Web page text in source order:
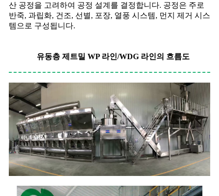
산 공정을 고려하여 공정 설계를 결정합니다. 공정은 주로
반죽, 과립화, 건조, 선별, 포장, 열풍 시스템, 먼지 제거 시스
템으로 구성됩니다.
유동층 제트밀 WP 라인/WDG 라인의 흐름도